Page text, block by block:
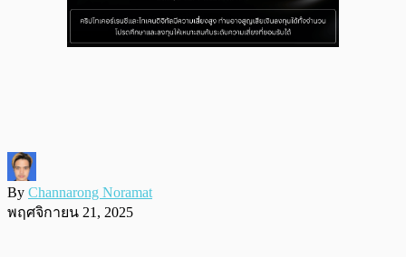
By Channarong Noramat
พฤศจิกายน 21, 2025